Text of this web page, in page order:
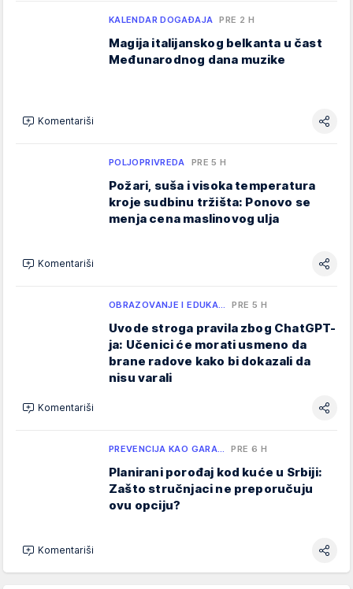
KALENDAR DOGAĐAJA PRE 2 H
Magija italijanskog belkanta u čast
Međunarodnog dana muzike
Komentariši
POLJOPRIVREDA PRE 5 H
Požari, suša i visoka temperatura
kroje sudbinu tržišta: Ponovo se
menja cena maslinovog ulja
Komentariši
OBRAZOVANJE I EDUKA… PRE 5 H
Uvode stroga pravila zbog ChatGPT-
ja: Učenici će morati usmeno da
brane radove kako bi dokazali da
nisu varali
Komentariši
PREVENCIJA KAO GARA… PRE 6 H
Planirani porođaj kod kuće u Srbiji:
Zašto stručnjaci ne preporučuju
ovu opciju?
Komentariši